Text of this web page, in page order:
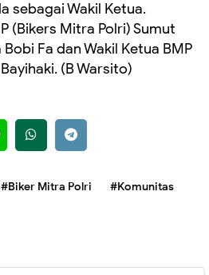
sebagai Wakil Ketua.
(Bikers Mitra Polri) Sumut
Fa dan Wakil Ketua BMP
(B Warsito)
#Biker Mitra Polri
#Komunitas